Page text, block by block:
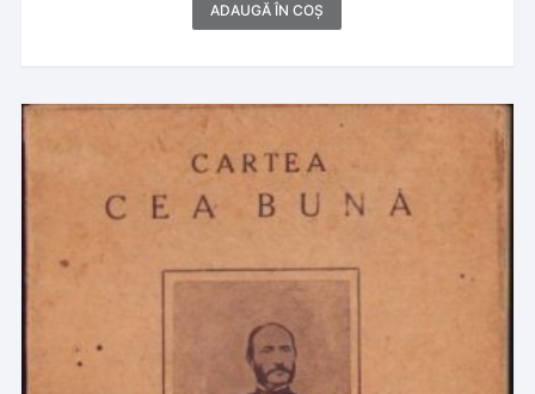
ADAUGĂ ÎN COȘ